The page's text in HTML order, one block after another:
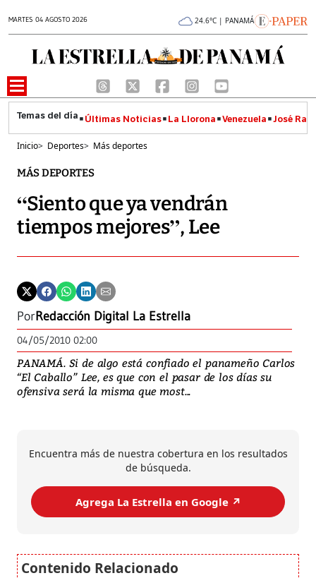
MARTES 04 AGOSTO 2026 24.6°C | PANAMÁ
Últimas Noticias La Llorona Venezuela José
Inicio> Deportes> Más deportes
MÁS DEPORTES
“Siento que ya vendrán
tiempos mejores”, Lee
PorRedacción Digital La Estrella
04/05/2010 02:00
PANAMÁ. Si de algo está confiado el panameño Carlos
“El Caballo” Lee, es que con el pasar de los días su
ofensiva será la misma que most...
Encuentra más de nuestra cobertura en los resultados
de búsqueda.
Agrega La Estrella en Google ↗️